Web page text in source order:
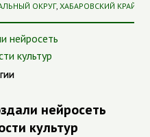
ОКРУГ, ХАБАРОВСКИЙ КРАЙ
нейросеть
культур